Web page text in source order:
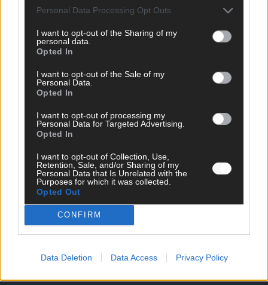
Personal Data Processing Opt Outs
I want to opt-out of the Sharing of my
personal data.
Opted In
I want to opt-out of the Sale of my
Personal Data.
Opted In
I want to opt-out of processing my
Personal Data for Targeted Advertising.
Opted In
I want to opt-out of Collection, Use,
Retention, Sale, and/or Sharing of my
Personal Data that Is Unrelated with the
Purposes for which it was collected.
Opted Out
CONFIRM
Data Deletion Data Access Privacy Policy
Nachrichten
Wissen
Extra
Streams & Storys